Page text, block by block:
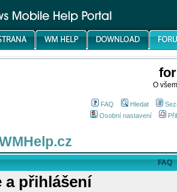
O
FAQ Hledat
Osobní nastavení
FAQ
a přihlášení